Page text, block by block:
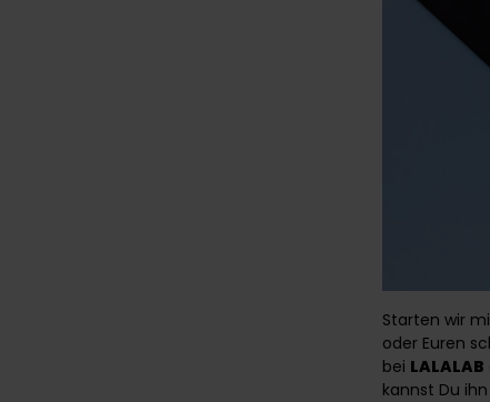
Starten wir
oder Euren
bei LALALAB
kannst Du